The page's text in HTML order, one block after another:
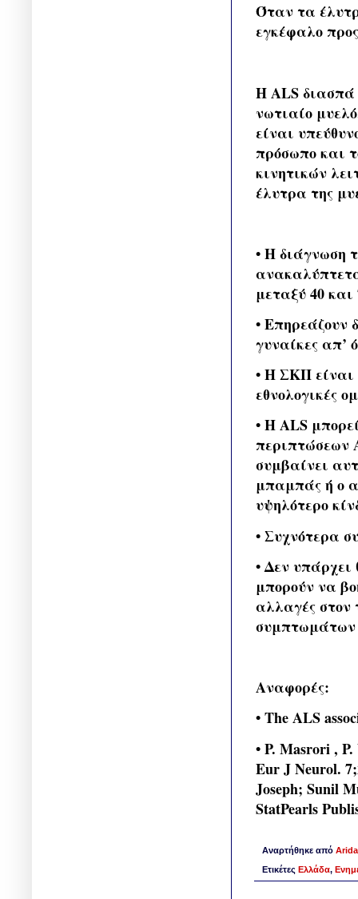
Όταν τα
εγκέφαλο
Η ALS
νωτιαίο
είναι
πρόσωπο και
κινητικών
έλυτρα της
• Η διάγνωση
μεταξύ 40 και
•
γυναίκες απ’
• Η ΣΚΠ είναι
εθνολογικές
• Η ALS
περιπτώσεων
συμβαίνει
μπαμπάς ή ο
υψηλότερο
• Συχνότερα
• Δεν
μπορούν να
αλλαγές στον
συμπτωμάτων
Αναφορές:
• The ALS
• P. Masrori ,
Eur J Neurol.
Joseph; Sunil
StatPearls
Αναρτήθηκε από
Ετικέτες Ελλάδα,